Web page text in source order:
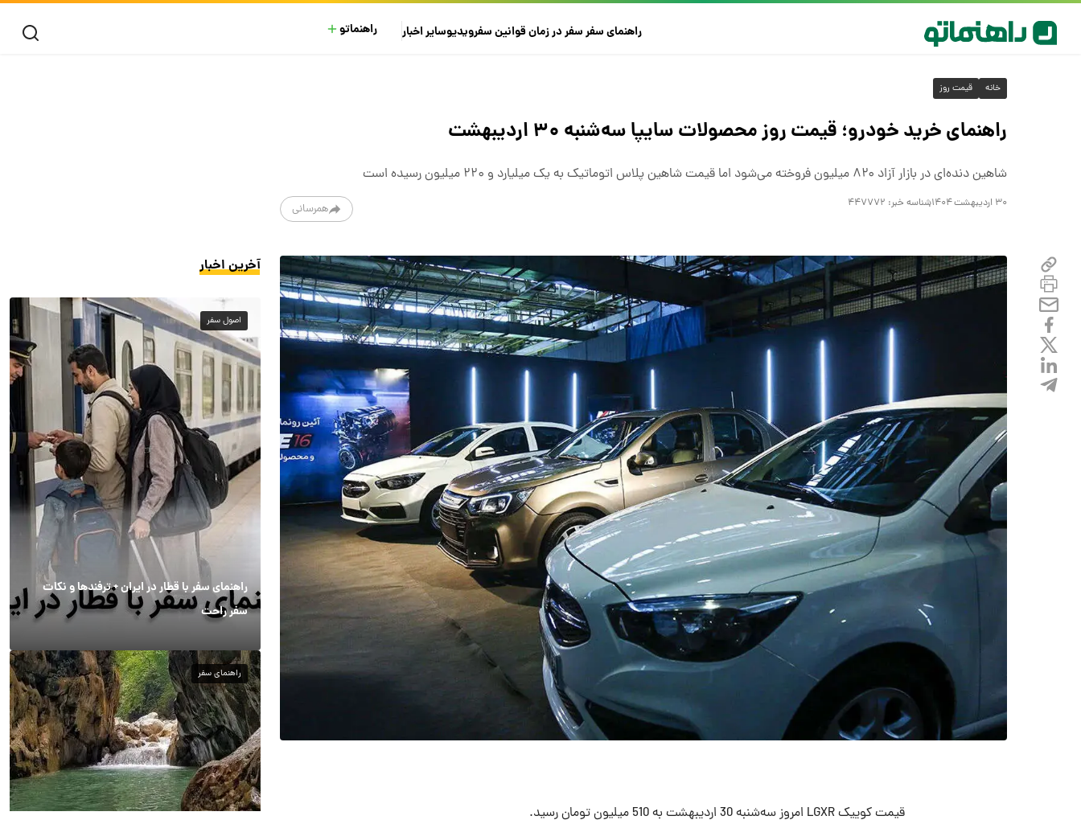
راهنمای سفرسفر در زمانقوانین سفرویدیوسایراخبار راهنماتو
خانه قیمت روز
راهنمای خرید خودرو؛ قیمت روز محصولات سایپا سه‌شنبه ۳۰ اردیبهشت
شاهین دنده‌ای در بازار آزاد ۸۲۰ میلیون فروخته می‌شود اما قیمت شاهین پلاس اتوماتیک به یک میلیارد و ۲۲۰ میلیون رسیده است
۳۰ اردیبهشت ۱۴۰۴ شناسه خبر: ۴۴۷۷۷۲ همرسانی
قیمت کوییک LGXR امروز سه‌شنبه 30 اردیبهشت به 510 میلیون تومان رسید.
آخرین اخبار
اصول سفر
راهنمای سفر با قطار در ایران + ترفندها و نکات
سفر راحت
راهنمای سفر